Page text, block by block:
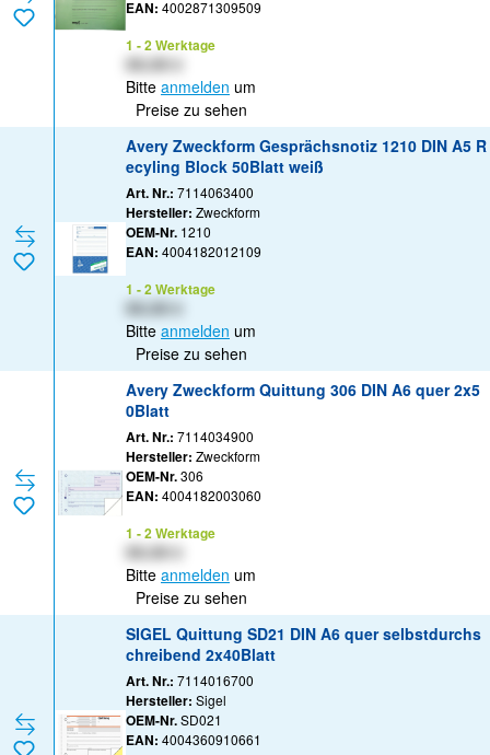
EAN: 4002871309509
1 - 2 Werktage
Bitte anmelden um
Preise zu sehen
Avery Zweckform Gesprächsnotiz 1210 DIN A5 R
ecyling Block 50Blatt weiß
Art. Nr.: 7114063400
Hersteller: Zweckform
OEM-Nr. 1210
EAN: 4004182012109
1 - 2 Werktage
Bitte anmelden um
Preise zu sehen
Avery Zweckform Quittung 306 DIN A6 quer 2x5
0Blatt
Art. Nr.: 7114034900
Hersteller: Zweckform
OEM-Nr.306
EAN: 4004182003060
1 - 2 Werktage
Bitte anmelden um
Preise zu sehen
SIGEL Quittung SD21 DIN A6 quer selbstdurchs
chreibend 2x40Blatt
Art. Nr.: 7114016700
Hersteller: Sigel
OEM-Nr.SD021
EAN: 4004360910661